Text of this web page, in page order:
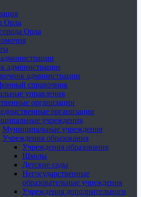
Орла
Орла
администрации
администрации
справочник
управления
организации
организации
учреждения
Муниципальные учреждения
Учреждения образования
Учреждения образования
Школы
Детские сады
Негосударственные
образовательные учреждения
Учреждения дополнительного